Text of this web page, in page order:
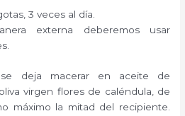
3 veces al día.
externa deberemos usar
deja macerar en aceite de
virgen flores de caléndula, de
máximo la mitad del recipiente.